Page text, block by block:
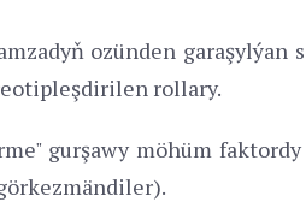
ozünden
rollary.
gurşawy möhüm